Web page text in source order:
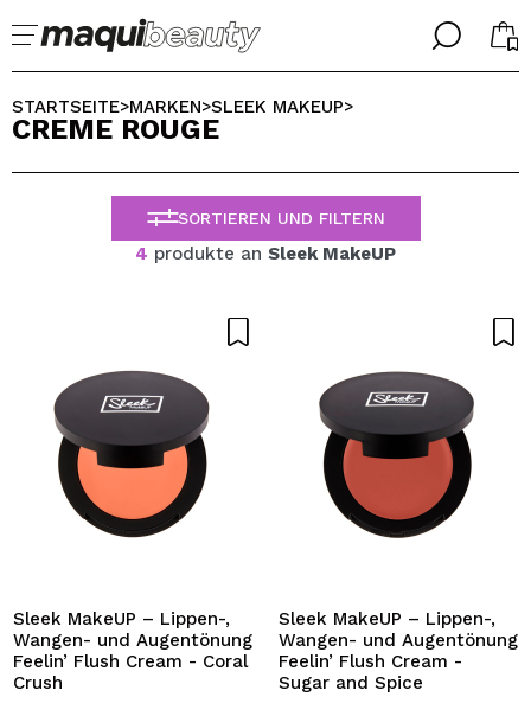
╳
Ich bin bereits #maquilover, ich habe ein Konto
Ich habe hier kein Konto
ICH MÖCHTE MICH
Durch die Erstellung eines Kontos bei Maquillalia.de
können Sie Ihre Einkäufe schnell tätigen, den Status Ihrer
Bestellungen überprüfen und Ihre bisherigen Vorgänge
einsehen.
╳
WÄHLE DEINE SPRACHE
ALEMAN
ESPAÑOL
ENGLISH
FRANCES
STARTSEITE>MARKEN>SLEEK MAKEUP>
CREME ROUGE
SORTIEREN UND FILTERN
4 produkte an Sleek MakeUP
Sleek MakeUP – Lippen-,
Wangen- und Augentönung
Feelin’ Flush Cream - Coral
Crush
Sleek MakeUP – Lippen-,
Wangen- und Augentönung
Feelin’ Flush Cream -
Sugar and Spice